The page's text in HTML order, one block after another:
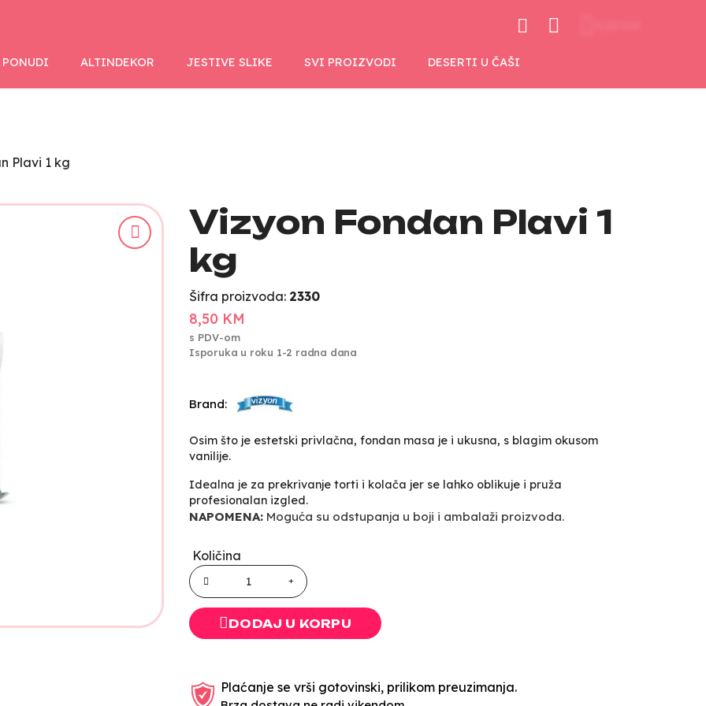
ALTINDEKOR JESTIVE SLIKE SVI PROIZVODI DESERTI U ČAŠI
Plavi 1 kg
Vizyon Fondan Plavi 1
kg
Šifra proizvoda: 2330
8,50 KM
s PDV-om
Isporuka u roku 1-2 radna dana
Brand:
Osim što je estetski privlačna, fondan masa je i ukusna, s blagim okusom
vanilije.
Idealna je za prekrivanje torti i kolača jer se lahko oblikuje i pruža
profesionalan izgled.
NAPOMENA: Moguća su odstupanja u boji i ambalaži proizvoda.
Količina
DODAJ U KORPU
Plaćanje se vrši gotovinski, prilikom preuzimanja.